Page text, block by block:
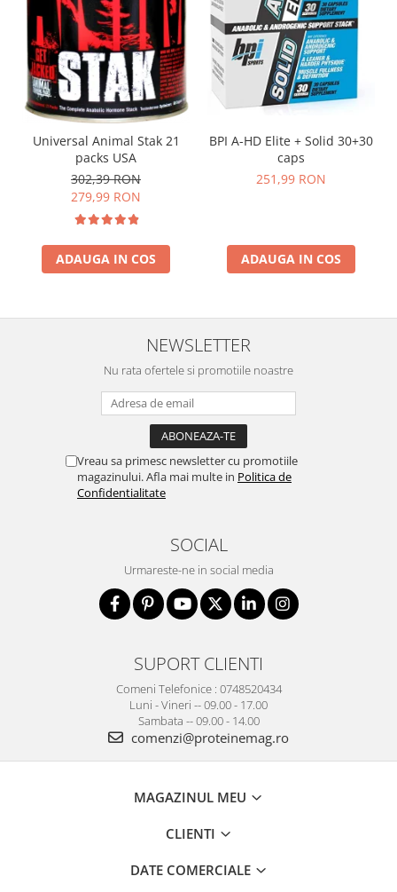
Universal Animal Stak 21
packs USA
302,39 RON
279,99 RON
ADAUGA IN COS
BPI A-HD Elite + Solid 30+30
caps
251,99 RON
ADAUGA IN COS
NEWSLETTER
Nu rata ofertele si promotiile noastre
Vreau sa primesc newsletter cu promotiile
magazinului. Afla mai multe in Politica de
Confidentialitate
SOCIAL
Urmareste-ne in social media
SUPORT CLIENTI
Comeni Telefonice : 0748520434
Luni - Vineri -- 09.00 - 17.00
Sambata -- 09.00 - 14.00
comenzi@proteinemag.ro
MAGAZINUL MEU
CLIENTI
DATE COMERCIALE